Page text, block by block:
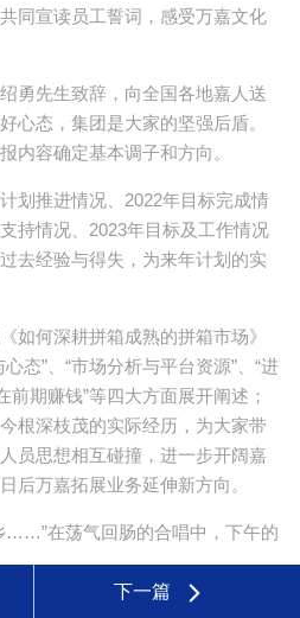
同宣读员工誓词，感受万嘉文化
勇先生致辞，向全国各地嘉人送
心态，集团是大家的坚强后盾。
内容确定基本调子和方向。
划推进情况、2022年目标完成情
持情况、2023年目标及工作情况
去经验与得失，为来年计划的实
如何深耕拼箱成熟的拼箱市场》
态”、“市场分析与平台资源”、“进
前期赚钱”等四大方面展开阐述；
根深枝茂的实际经历，为大家带
员思想相互碰撞，进一步开阔嘉
后万嘉拓展业务延伸新方向。
……”在荡气回肠的合唱中，下午的
次汇报，总结2022年工作完成情
下一篇